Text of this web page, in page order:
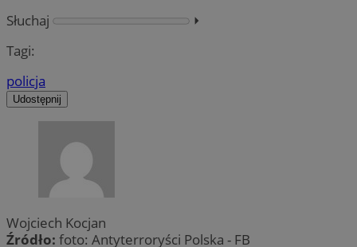
Słuchaj
⏵︎
Tagi:
policja
Udostępnij
Wojciech Kocjan
Źródło: foto: Antyterroryści Polska - FB